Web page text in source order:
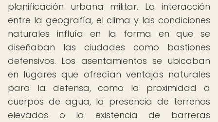
planificación urbana militar. La interacción
entre la geografía, el clima y las condiciones
naturales influía en la forma en que se
diseñaban las ciudades como bastiones
defensivos. Los asentamientos se ubicaban
en lugares que ofrecían ventajas naturales
para la defensa, como la proximidad a
cuerpos de agua, la presencia de terrenos
elevados o la existencia de barreras